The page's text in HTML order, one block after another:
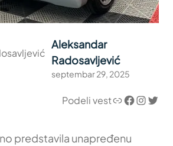
Aleksandar
Radosavljević
septembar 29, 2025
Podeli vestLink Facebook InstagramTwitter
predstavila unapređenu